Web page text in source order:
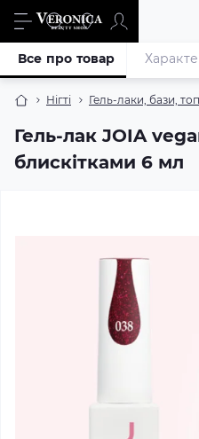
Нігті Гель-лаки, бази,
Гель-лак JOIA
блискітками 6 мл
Все про товар